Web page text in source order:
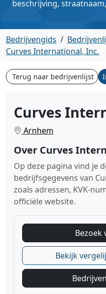
beschrijving,
Bedrijvengids /
Curves International, Inc.
Terug naar bedrijvenlijst
Curves
Arnhem
Over Curves
Op deze pagina vind je
bedrijfsgegevens van
zoals adressen, KVK-
officiële website.
Bezoek
Bekijk